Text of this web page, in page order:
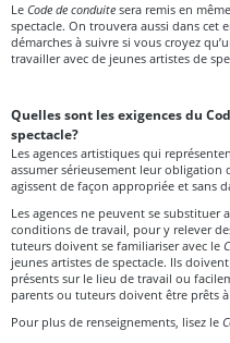
Le Code de conduite sera remis en
spectacle. On trouvera aussi dans cet
démarches à suivre si vous croyez
travailler avec de jeunes artistes de
Quelles sont les exigences du
spectacle?
Les agences artistiques qui
assumer sérieusement leur obligation
agissent de façon appropriée et sans
Les agences ne peuvent se
conditions de travail, pour y relever
tuteurs doivent se familiariser avec le
jeunes artistes de spectacle. Ils
présents sur le lieu de travail ou
parents ou tuteurs doivent être prêts
Pour plus de renseignements, lisez le